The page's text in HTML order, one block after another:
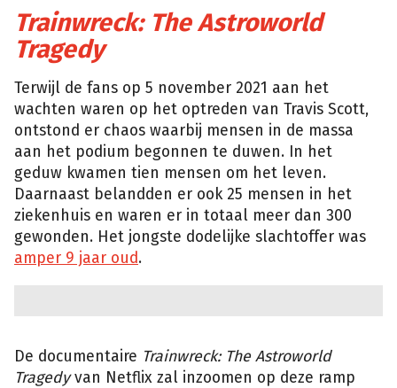
Trainwreck: The Astroworld
Tragedy
Terwijl de fans op 5 november 2021 aan het
wachten waren op het optreden van Travis Scott,
ontstond er chaos waarbij mensen in de massa
aan het podium begonnen te duwen. In het
geduw kwamen tien mensen om het leven.
Daarnaast belandden er ook 25 mensen in het
ziekenhuis en waren er in totaal meer dan 300
gewonden. Het jongste dodelijke slachtoffer was
amper 9 jaar oud.
De documentaire Trainwreck: The Astroworld
Tragedyvan Netflix zal inzoomen op deze ramp